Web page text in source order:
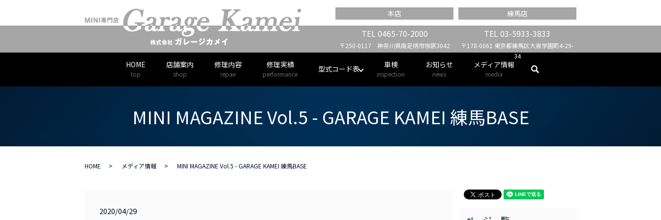
練馬店
TEL03-5933-3833
〒178-0061 東京都練馬区大泉学園町4-29-
34
本店
TEL0465-70-2000
〒250-0117 神奈川県南足柄市塚原3042
HOME
top
店舗案内
shop
修理内容
repair
修理実績
performance
型式コード表 車検
inspection
お知らせ
news
メディア情報
media search
MINI MAGAZINE Vol.5 - GARAGE KAMEI 練馬BASE
HOME メディア情報 MINI MAGAZINE Vol.5 - GARAGE KAMEI 練馬BASE
2020/04/29